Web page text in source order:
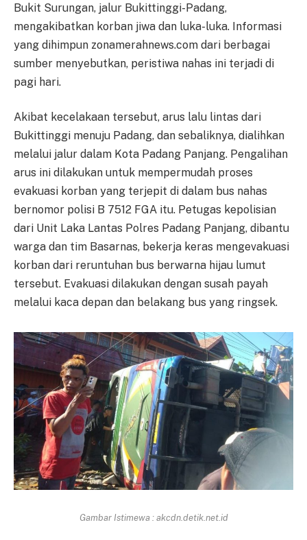
Bukit Surungan, jalur Bukittinggi-Padang,
mengakibatkan korban jiwa dan luka-luka. Informasi
yang dihimpun zonamerahnews.com dari berbagai
sumber menyebutkan, peristiwa nahas ini terjadi di
pagi hari.
Akibat kecelakaan tersebut, arus lalu lintas dari
Bukittinggi menuju Padang, dan sebaliknya, dialihkan
melalui jalur dalam Kota Padang Panjang. Pengalihan
arus ini dilakukan untuk mempermudah proses
evakuasi korban yang terjepit di dalam bus nahas
bernomor polisi B 7512 FGA itu. Petugas kepolisian
dari Unit Laka Lantas Polres Padang Panjang, dibantu
warga dan tim Basarnas, bekerja keras mengevakuasi
korban dari reruntuhan bus berwarna hijau lumut
tersebut. Evakuasi dilakukan dengan susah payah
melalui kaca depan dan belakang bus yang ringsek.
Gambar Istimewa : akcdn.detik.net.id